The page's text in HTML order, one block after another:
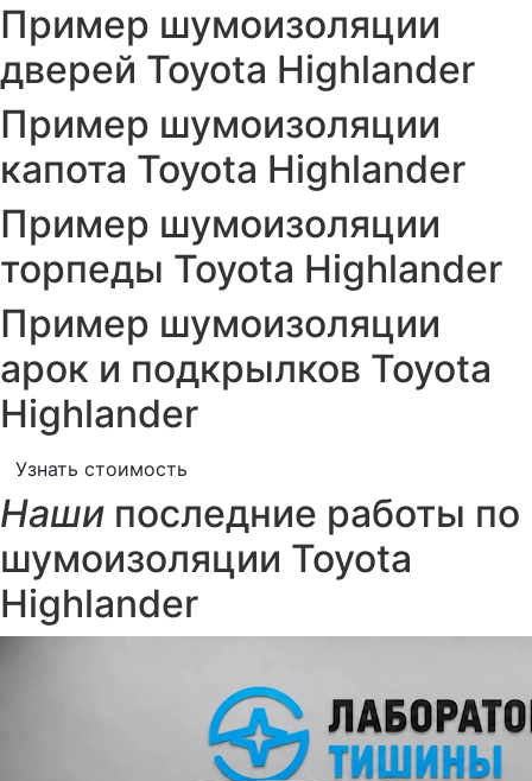
Пример шумоизоляции
дверей Toyota Highlander
Пример шумоизоляции
капота Toyota Highlander
Пример шумоизоляции
торпеды Toyota Highlander
Пример шумоизоляции
арок и подкрылков Toyota
Highlander
Узнать стоимость
Наши последние работы по
шумоизоляции Toyota
Highlander